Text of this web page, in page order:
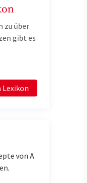
zu über
gibt es
Lexikon
von A